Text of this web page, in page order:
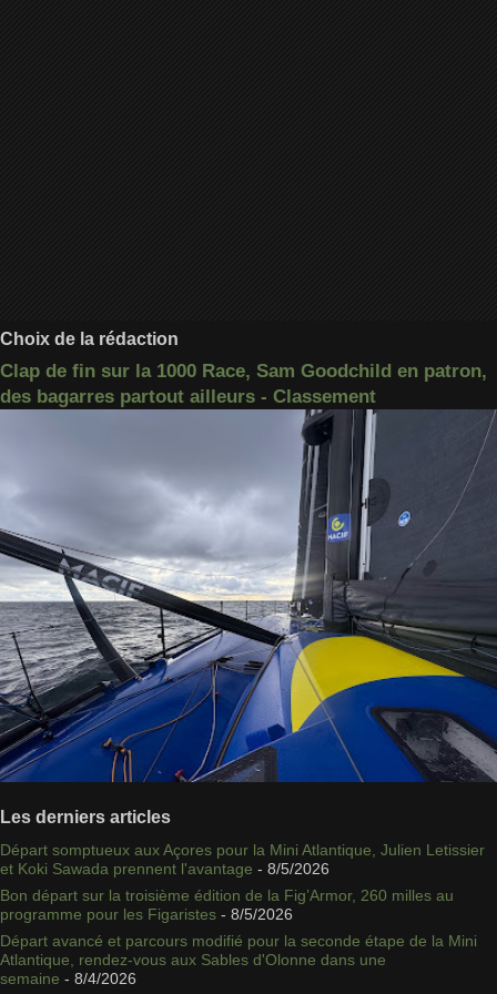
Choix de la rédaction
Clap de fin sur la 1000 Race, Sam Goodchild en patron,
des bagarres partout ailleurs - Classement
Les derniers articles
Départ somptueux aux Açores pour la Mini Atlantique, Julien Letissier
et Koki Sawada prennent l'avantage - 8/5/2026
Bon départ sur la troisième édition de la Fig’Armor, 260 milles au
programme pour les Figaristes - 8/5/2026
Départ avancé et parcours modifié pour la seconde étape de la Mini
Atlantique, rendez-vous aux Sables d'Olonne dans une
semaine - 8/4/2026